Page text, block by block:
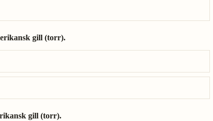
gill (torr).
gill (torr).
gill (torr).